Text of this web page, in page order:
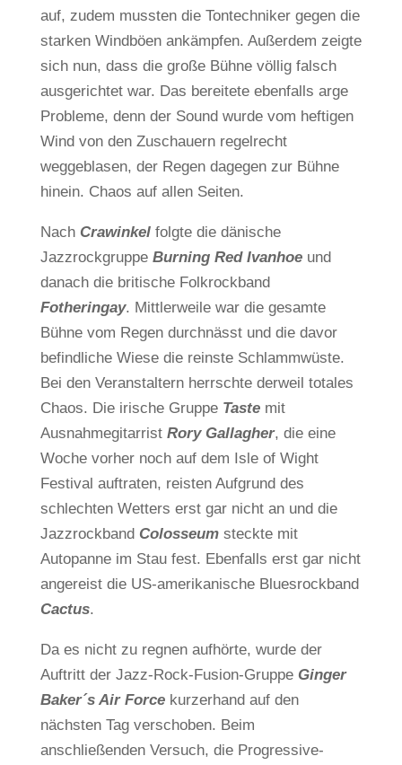
auf, zudem mussten die Tontechniker gegen die
starken Windböen ankämpfen. Außerdem zeigte
sich nun, dass die große Bühne völlig falsch
ausgerichtet war. Das bereitete ebenfalls arge
Probleme, denn der Sound wurde vom heftigen
Wind von den Zuschauern regelrecht
weggeblasen, der Regen dagegen zur Bühne
hinein. Chaos auf allen Seiten.
Nach Crawinkelfolgte die dänische
Jazzrockgruppe Burning Red Ivanhoeund
danach die britische Folkrockband
Fotheringay. Mittlerweile war die gesamte
Bühne vom Regen durchnässt und die davor
befindliche Wiese die reinste Schlammwüste.
Bei den Veranstaltern herrschte derweil totales
Chaos. Die irische Gruppe Tastemit
Ausnahmegitarrist Rory Gallagher, die eine
Woche vorher noch auf dem Isle of Wight
Festival auftraten, reisten Aufgrund des
schlechten Wetters erst gar nicht an und die
Jazzrockband Colosseumsteckte mit
Autopanne im Stau fest. Ebenfalls erst gar nicht
angereist die US-amerikanische Bluesrockband
Cactus.
Da es nicht zu regnen aufhörte, wurde der
Auftritt der Jazz-Rock-Fusion-Gruppe Ginger
Baker´s Air Forcekurzerhand auf den
nächsten Tag verschoben. Beim
anschließenden Versuch, die Progressive-